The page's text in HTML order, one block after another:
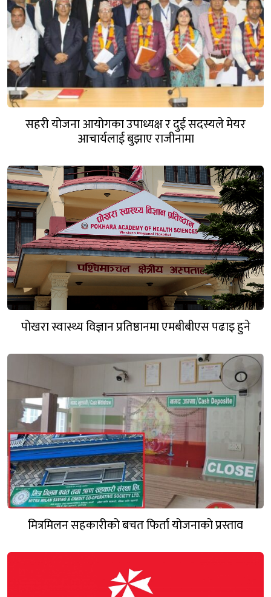
सहरी योजना आयोगका उपाध्यक्ष र दुई सदस्यले मेयर
आचार्यलाई बुझाए राजीनामा
पोखरा स्वास्थ्य विज्ञान प्रतिष्ठानमा एमबीबीएस पढाइ हुने
मित्रमिलन सहकारीको बचत फिर्ता योजनाको प्रस्ताव